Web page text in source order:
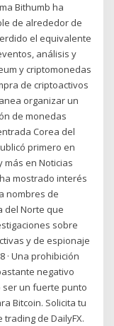
Bithumb ha
de alrededor de
el equivalente
análisis y
y criptomonedas
de criptoactivos
organizar un
de monedas
Corea del
primero en
más en Noticias
mostrado interés
nombres de
del Norte que
sobre
y de espionaje
· Una prohibición
negativo
ser un fuerte punto
Bitcoin. Solicita tu
trading de DailyFX.